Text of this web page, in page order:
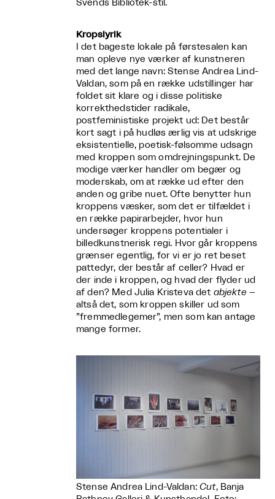
Svends Bibliotek-stil.
Kropslyrik
I det bageste lokale på førstesalen kan
man opleve nye værker af kunstneren
med det lange navn: Stense Andrea Lind-
Valdan, som på en række udstillinger har
foldet sit klare og i disse politiske
korrekthedstider radikale,
postfeministiske projekt ud: Det består
kort sagt i på hudløs ærlig vis at udskrige
eksistentielle, poetisk-følsomme udsagn
med kroppen som omdrejningspunkt. De
modige værker handler om begær og
moderskab, om at række ud efter den
anden og gribe nuet. Ofte benytter hun
kroppens væsker, som det er tilfældet i
en række papirarbejder, hvor hun
undersøger kroppens potentialer i
billedkunstnerisk regi. Hvor går kroppens
grænser egentlig, for vi er jo ret beset
pattedyr, der består af celler? Hvad er
der inde i kroppen, og hvad der flyder ud
af den? Med Julia Kristeva det abjekte –
altså det, som kroppen skiller ud som
”fremmedlegemer”, men som kan antage
mange former.
Stense Andrea Lind-Valdan:Cut, Banja